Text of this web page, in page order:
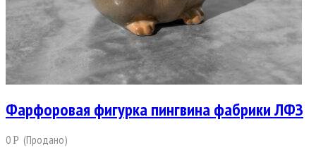
Фарфоровая фигурка пингвина фабрики ЛФЗ
0Р (Продано)